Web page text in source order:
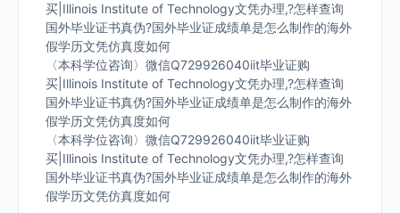
买|Illinois Institute of Technology文凭办理,?怎样查询
国外毕业证书真伪?国外毕业证成绩单是怎么制作的海外
假学历文凭仿真度如何
〈本科学位咨询〉微信Q729926040iit毕业证购
买|Illinois Institute of Technology文凭办理,?怎样查询
国外毕业证书真伪?国外毕业证成绩单是怎么制作的海外
假学历文凭仿真度如何
〈本科学位咨询〉微信Q729926040iit毕业证购
买|Illinois Institute of Technology文凭办理,?怎样查询
国外毕业证书真伪?国外毕业证成绩单是怎么制作的海外
假学历文凭仿真度如何